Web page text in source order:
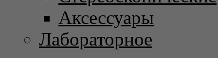
Аксессуары
Лабораторное